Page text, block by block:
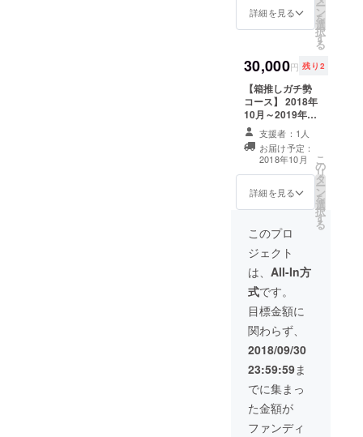
返信等は受け付
けておりませ
を物販にてご提
につき1回、松乃
愛理とお客様と
の2ショットチェ
キを無料で撮影
致します。
使用される画像
ます。 ポスト
カードには使用
されている写真
についての説明
や、感謝の言葉
などを直筆にて
記入致します。
(発送元は運営担
当者の住所とな
は受け付けてお
りません。) ま
トカードを物販
にてご提示して
頂くと1枚につき
1回、霞とお客様
との2ショット
チェキを無料で
撮影致します。
詳細を見る ー
ン
を
選
択
す
る
30,000円 残り2
【箱推しガチ勢
コース】 2018年
10月～2019年1
月末まで、1ヵ月
に2枚(合計8枚)
慟哭idealからポ
ストカードが届
きます。 ポスト
カードに使用さ
オフショットに
トカードには使
用されている写
真についての説
明や、感謝の言
葉などを直筆に
て記入致しま
す。 (発送元は運
営担当者の住所
信等は受け付け
ておりません。)
また、届いたポ
ストカードを物
販にてご提示し
支援者：1人
お届け予定：
2018年10月
詳細を見る
こ
の
リ
タ
ー
ン
を
選
択
す
る
このプロ
ジェクト
は、 All-In方
式です。
目標金額に
関わらず、
2018/09/30
23:59:59ま
でに集まっ
た金額が
ファンディ